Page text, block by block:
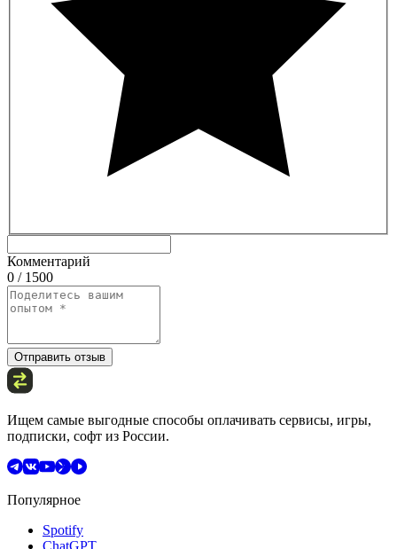
Комментарий
0 / 1500
Отправить отзыв
Ищем самые выгодные способы оплачивать сервисы, игры,
подписки, софт из России.
Популярное
Spotify
ChatGPT